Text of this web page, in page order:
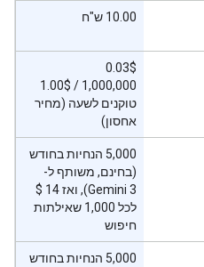
10.00 ש"ח
‫0.03$
1.00$‎ / 1,000,000
טוקנים לשעה (מחיר
אחסון)
‫5,000 הנחיות בחודש
(בחינם, משותף ל-
לכל 1,000 שאילתות
חיפוש
‫5,000 הנחיות בחודש